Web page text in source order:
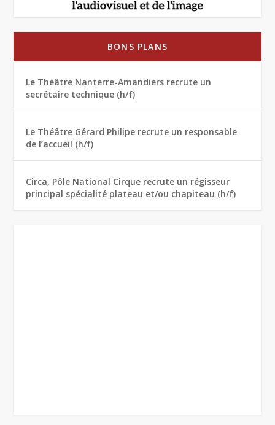
BONS PLANS
Le Théâtre Nanterre-Amandiers recrute un
secrétaire technique (h/f)
Le Théâtre Gérard Philipe recrute un responsable
de l’accueil (h/f)
Circa, Pôle National Cirque recrute un régisseur
principal spécialité plateau et/ou chapiteau (h/f)